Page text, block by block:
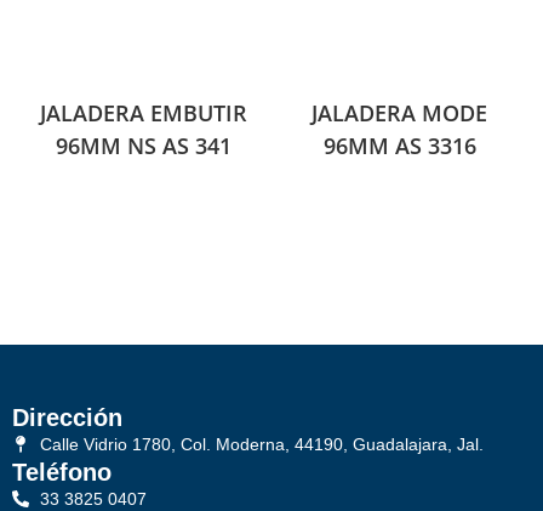
JALADERA EMBUTIR
96MM NS AS 341
JALADERA MODE
96MM AS 3316
Dirección
Calle Vidrio 1780, Col. Moderna, 44190, Guadalajara, Jal.
Teléfono
33 3825 0407